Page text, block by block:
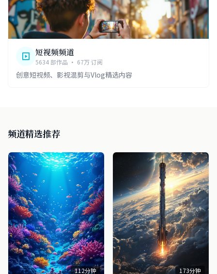
短视频频道
5634 部作品 · 67万 订阅
创意短视频、影视混剪与Vlog精选内容
频道精选推荐
112分钟 173分钟